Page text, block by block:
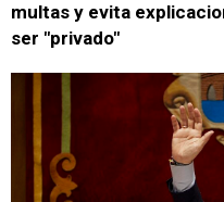
multas y evita
ser "privado"